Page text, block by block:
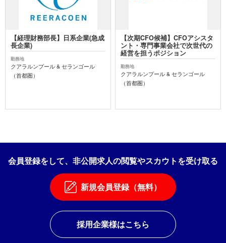
【経理財務部長】日系企業(急成
長企業)
勤務地
クアラルンプール & セランゴール
（首都圏）
【次期CFO候補】CFOアシスタ
ント・専門事業会社で次世代の
経営を担うポジション
勤務地
クアラルンプール & セランゴール
（首都圏）
会員登録をして、非公開求人の閲覧やスカウトを受け取る
新規会員登録（無料）
採用企業様はこちら